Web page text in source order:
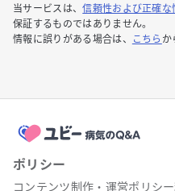
当サービスは、信頼性および正確な
保証するものではありません。
情報に誤りがある場合は、
こちら か
ポリシー
コンテンツ制作・運営ポリシー